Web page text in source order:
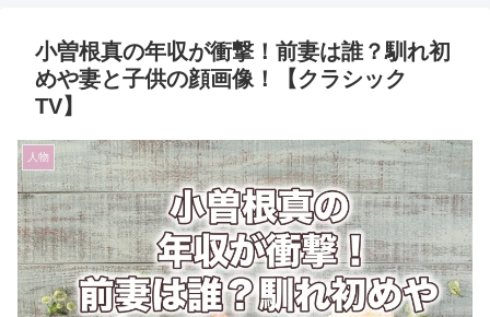
小曽根真の年収が衝撃！前妻は誰？馴れ初
めや妻と子供の顔画像！【クラシック
TV】
人物